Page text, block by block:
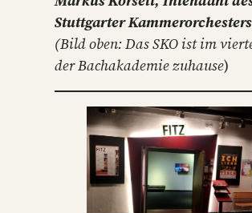
Stuttgarter Kammerorchesters
(Bild oben: Das SKO ist im
der Bachakademie zuhause)